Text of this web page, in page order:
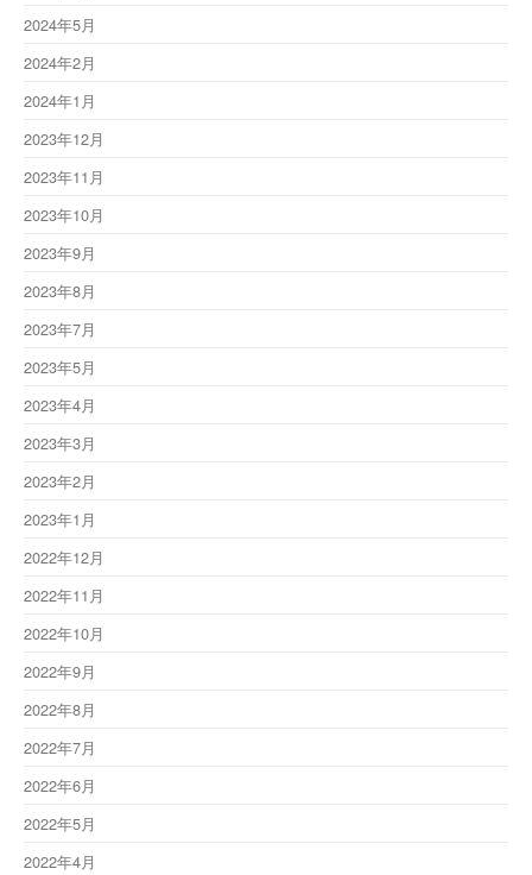
2024年5月
2024年2月
2024年1月
2023年12月
2023年11月
2023年10月
2023年9月
2023年8月
2023年7月
2023年5月
2023年4月
2023年3月
2023年2月
2023年1月
2022年12月
2022年11月
2022年10月
2022年9月
2022年8月
2022年7月
2022年6月
2022年5月
2022年4月